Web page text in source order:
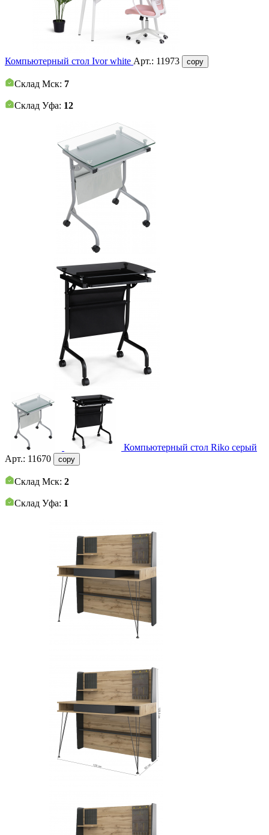
Компьютерный стол Ivor white Арт.: 11973 copy
Склад Мск: 7
Склад Уфа: 12
Компьютерный стол Riko серый
Арт.: 11670 copy
Склад Мск: 2
Склад Уфа: 1